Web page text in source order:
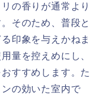
の香りが通常より
そのため、普段と
印象を与えかねま
量を控えめにし、
すすめします。た
の効いた室内で